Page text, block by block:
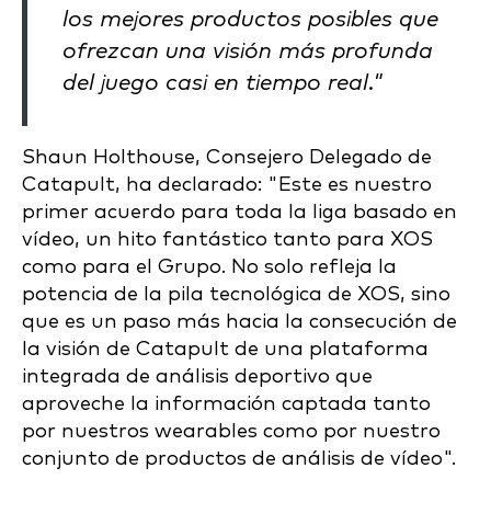
los mejores productos posibles que
ofrezcan una visión más profunda
del juego casi en tiempo real."
Shaun Holthouse, Consejero Delegado de
Catapult, ha declarado: "Este es nuestro
primer acuerdo para toda la liga basado en
vídeo, un hito fantástico tanto para XOS
como para el Grupo. No solo refleja la
potencia de la pila tecnológica de XOS, sino
que es un paso más hacia la consecución de
la visión de Catapult de una plataforma
integrada de análisis deportivo que
aproveche la información captada tanto
por nuestros wearables como por nuestro
conjunto de productos de análisis de vídeo".